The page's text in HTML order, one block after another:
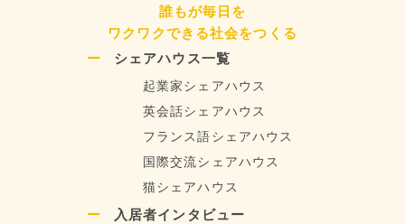
誰もが毎日を
ワクワクできる社会をつくる
シェアハウス一覧
起業家シェアハウス
英会話シェアハウス
フランス語シェアハウス
国際交流シェアハウス
猫シェアハウス
入居者インタビュー